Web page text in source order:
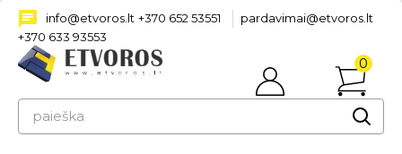
info@etvoros.lt +370 652 53551
pardavimai@etvoros.lt
+370 633 93553
Prisijungti
0
-
0.00€